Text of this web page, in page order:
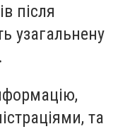
після
узагальнену
та